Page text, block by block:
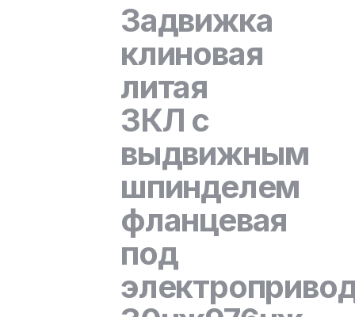
Задвижка
клиновая
литая
ЗКЛ с
выдвижным
шпинделем
фланцевая
под